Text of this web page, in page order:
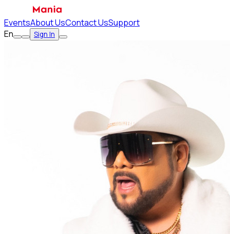
EventsAbout UsContact UsSupport
En
Sign In